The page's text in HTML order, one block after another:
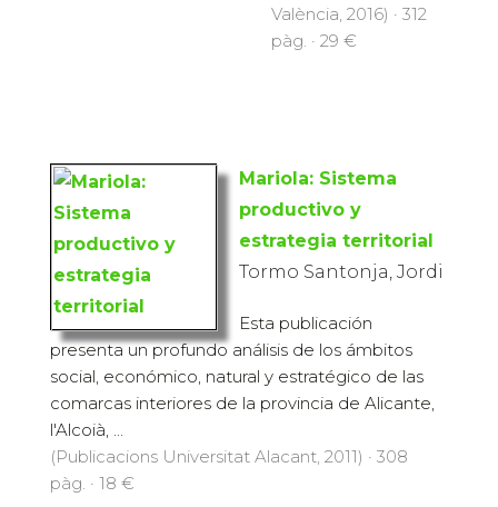
València, 2016) · 312
pàg. · 29 €
Mariola: Sistema
productivo y
estrategia territorial
Tormo Santonja, Jordi
Esta publicación
presenta un profundo análisis de los ámbitos
social, económico, natural y estratégico de las
comarcas interiores de la provincia de Alicante,
l'Alcoià, ...
(Publicacions Universitat Alacant, 2011) · 308
pàg. · 18 €